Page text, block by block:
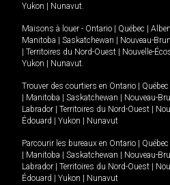
Yukon
Nunavut.
Maisons à louer - Ontario Québec
Manitoba
Saskatchewan Nouveau-
Territoires du Nord-Ouest Nouvelle-
Yukon
Nunavut.
Trouver des courtiers en Ontario Québec
Manitoba Saskatchewan Nouveau-
Labrador
Territoires du Nord-Ouest
Édouard
Yukon Nunavut
Parcourir les bureaux en Ontario Québec
Manitoba Saskatchewan Nouveau-
Labrador
Territoires du Nord-Ouest
Édouard
Yukon Nunavut